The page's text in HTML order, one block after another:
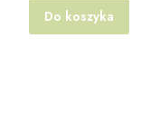
Do koszyka